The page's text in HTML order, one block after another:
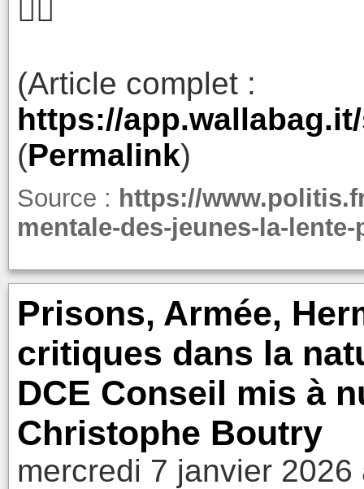
🤷‍♂️
(Article complet :
https://
(Permalink)
Source : https://
mentale-des-jeunes-la-
Prisons, Armée,
critiques dans la
DCE Conseil mis à
Christophe Boutry
mercredi 7 janvier 2026